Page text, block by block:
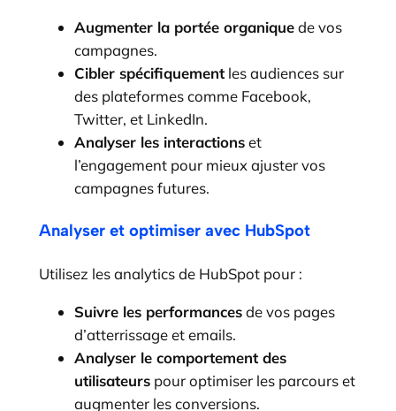
Augmenter la portée organiquede vos
campagnes.
Cibler spécifiquementles audiences sur
des plateformes comme Facebook,
Twitter, et LinkedIn.
Analyser les interactionset
l’engagement pour mieux ajuster vos
campagnes futures.
Analyser et optimiser avec HubSpot
Utilisez les analytics de HubSpot pour :
Suivre les performancesde vos pages
d’atterrissage et emails.
Analyser le comportement des
utilisateurspour optimiser les parcours et
augmenter les conversions.